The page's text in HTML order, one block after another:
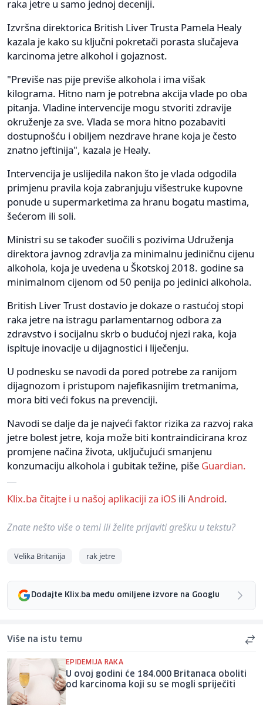
raka jetre u samo jednoj deceniji.
Izvršna direktorica British Liver Trusta Pamela Healy
kazala je kako su ključni pokretači porasta slučajeva
karcinoma jetre alkohol i gojaznost.
"Previše nas pije previše alkohola i ima višak
kilograma. Hitno nam je potrebna akcija vlade po oba
pitanja. Vladine intervencije mogu stvoriti zdravije
okruženje za sve. Vlada se mora hitno pozabaviti
dostupnošću i obiljem nezdrave hrane koja je često
znatno jeftinija", kazala je Healy.
Intervencija je uslijedila nakon što je vlada odgodila
primjenu pravila koja zabranjuju višestruke kupovne
ponude u supermarketima za hranu bogatu mastima,
šećerom ili soli.
Ministri su se također suočili s pozivima Udruženja
direktora javnog zdravlja za minimalnu jediničnu cijenu
alkohola, koja je uvedena u Škotskoj 2018. godine sa
minimalnom cijenom od 50 penija po jedinici alkohola.
British Liver Trust dostavio je dokaze o rastućoj stopi
raka jetre na istragu parlamentarnog odbora za
zdravstvo i socijalnu skrb o budućoj njezi raka, koja
ispituje inovacije u dijagnostici i liječenju.
U podnesku se navodi da pored potrebe za ranijom
dijagnozom i pristupom najefikasnijim tretmanima,
mora biti veći fokus na prevenciji.
Navodi se dalje da je najveći faktor rizika za razvoj raka
jetre bolest jetre, koja može biti kontraindicirana kroz
promjene načina života, uključujući smanjenu
konzumaciju alkohola i gubitak težine, piše Guardian.
Klix.ba čitajte i u našoj aplikaciji za iOS ili Android.
Znate nešto više o temi ili želite prijaviti grešku u tekstu?
Velika Britanija rak jetre
Dodajte Klix.ba među omiljene izvore na Googlu
Više na istu temu
EPIDEMIJA RAKA
U ovoj godini će 184.000 Britanaca oboliti
od karcinoma koji su se mogli spriječiti